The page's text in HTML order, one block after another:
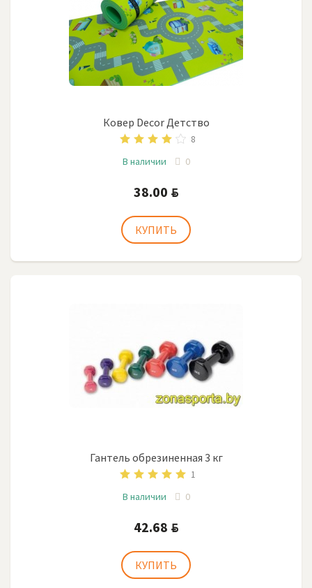
Ковер Decor Детство
8
В наличии 0
38.00 BYN
Гантель обрезиненная 3 кг
1
В наличии 0
42.68 BYN